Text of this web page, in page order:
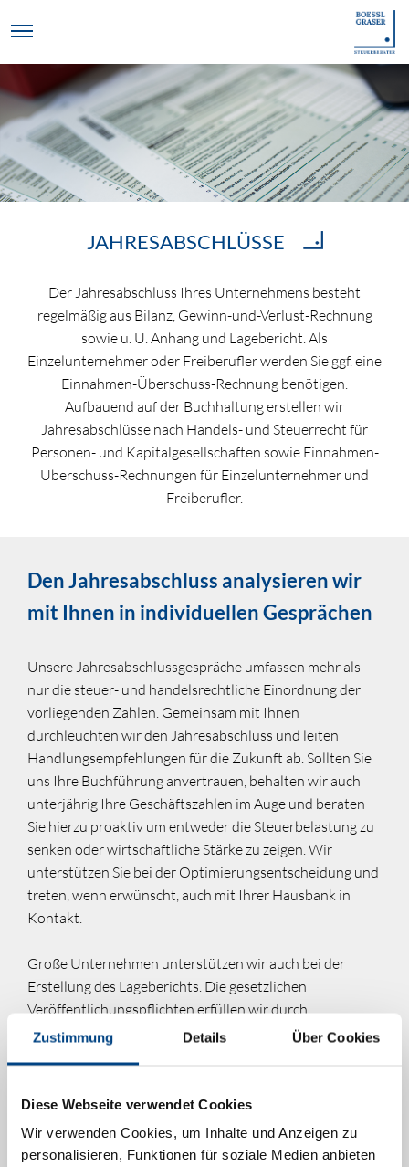
Zustimmung Details Über Cookies
Diese Webseite verwendet Cookies
Wir verwenden Cookies, um Inhalte und Anzeigen zu
personalisieren, Funktionen für soziale Medien anbieten
JAHRESABSCHLÜSSE
Der Jahresabschluss Ihres Unternehmens besteht
regelmäßig aus Bilanz, Gewinn-und-Verlust-Rechnung
sowie u. U. Anhang und Lagebericht. Als
Einzelunternehmer oder Freiberufler werden Sie ggf. eine
Einnahmen-Überschuss-Rechnung benötigen.
Aufbauend auf der Buchhaltung erstellen wir
Jahresabschlüsse nach Handels- und Steuerrecht für
Personen- und Kapitalgesellschaften sowie Einnahmen-
Überschuss-Rechnungen für Einzelunternehmer und
Freiberufler.
Den Jahresabschluss analysieren wir
mit Ihnen in individuellen Gesprächen
Unsere Jahresabschlussgespräche umfassen mehr als
nur die steuer- und handelsrechtliche Einordnung der
vorliegenden Zahlen. Gemeinsam mit Ihnen
durchleuchten wir den Jahresabschluss und leiten
Handlungsempfehlungen für die Zukunft ab. Sollten Sie
uns Ihre Buchführung anvertrauen, behalten wir auch
unterjährig Ihre Geschäftszahlen im Auge und beraten
Sie hierzu proaktiv um entweder die Steuerbelastung zu
senken oder wirtschaftliche Stärke zu zeigen. Wir
unterstützen Sie bei der Optimierungsentscheidung und
treten, wenn erwünscht, auch mit Ihrer Hausbank in
Kontakt.
Große Unternehmen unterstützen wir auch bei der
Erstellung des Lageberichts. Die gesetzlichen
Veröffentlichungspflichten erfüllen wir durch
Offenlegung oder Hinterlegung, wobei wir nach
auch die elektronische Übermittlung der Steuerbilanz
und Steuer-GuV als sogenannte E-Bilanz durch uns
durchgeführt.